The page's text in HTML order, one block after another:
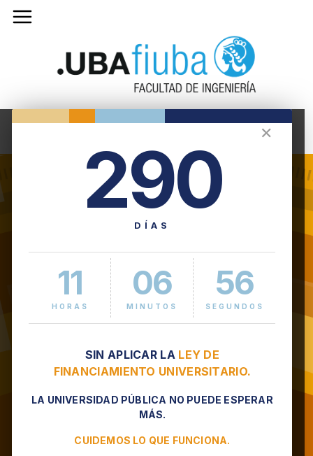
✕
290
DÍAS
11
HORAS
06
MINUTOS
57
SEGUNDOS
SIN APLICAR LA LEY DE
FINANCIAMIENTO UNIVERSITARIO.
LA UNIVERSIDAD PÚBLICA NO PUEDE ESPERAR
MÁS.
CUIDEMOS LO QUE FUNCIONA.